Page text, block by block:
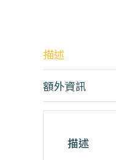
描述
額外資訊
描述